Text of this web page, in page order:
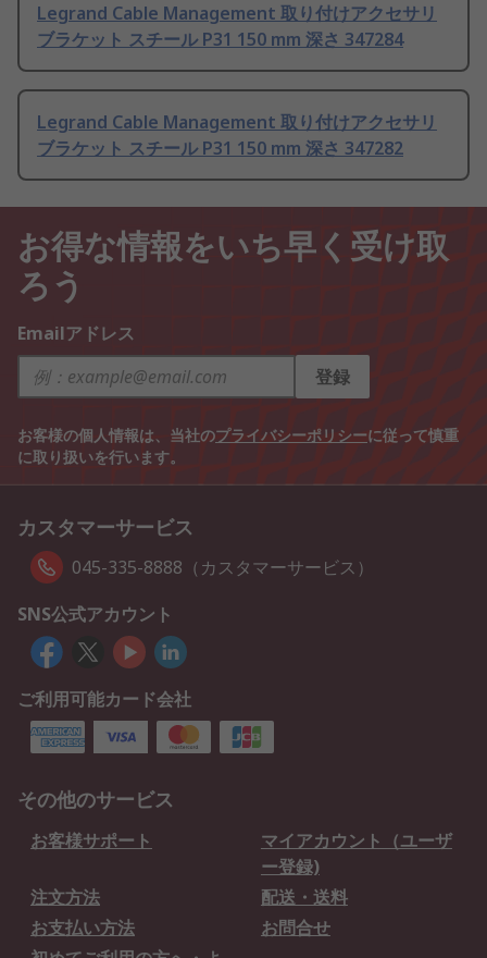
Legrand Cable Management 取り付けアクセサリ
ブラケット スチール P31 150 mm 深さ 347284
Legrand Cable Management 取り付けアクセサリ
ブラケット スチール P31 150 mm 深さ 347282
お得な情報をいち早く受け取
ろう
Emailアドレス
登録
お客様の個人情報は、当社のプライバシーポリシーに従って慎重
に取り扱いを行います。
カスタマーサービス
045-335-8888（カスタマーサービス）
SNS公式アカウント
ご利用可能カード会社
その他のサービス
お客様サポート
マイアカウント（ユーザ
ー登録)
注文方法
配送・送料
お支払い方法
お問合せ